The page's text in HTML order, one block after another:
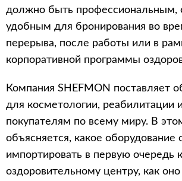
должно быть профессиональным,
удобным для бронирования во
перерыва, после работы или в
корпоративной программы
Компания SHEFMON поставляет
для косметологии, реабилитации
покупателям по всему миру. В
объясняется, какое оборудование
импортировать в первую очередь
оздоровительному центру, как